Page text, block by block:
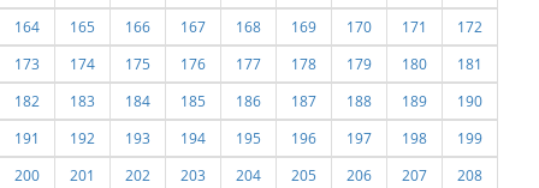
164
165 166 167 168 169 170 171
172
173
174 175 176 177 178 179 180
181
182
183 184 185 186 187 188 189
190
191
192 193 194 195 196 197 198
199
200
201 202 203 204 205 206 207
208